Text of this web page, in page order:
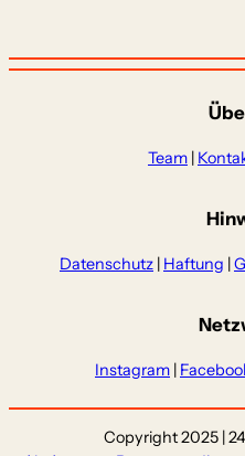
Team |
Datenschutz | Haftung |
Instagram |
Copyright 2025 |